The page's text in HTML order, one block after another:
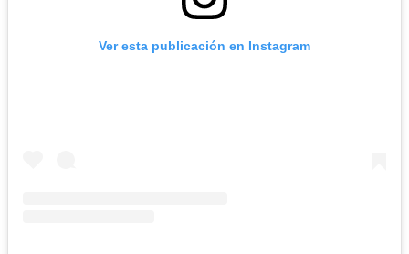
Ver esta publicación en Instagram